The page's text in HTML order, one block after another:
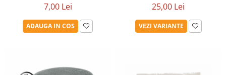
Plastic, Cauciuc exterior
Pahare de amestec
PPS, RPS
7,00 Lei
ADAUGA IN COS
25,00 Lei
VEZI VARIANTE